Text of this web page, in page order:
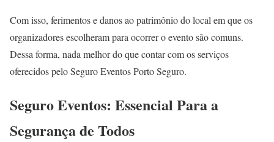
Com isso, ferimentos e danos ao patrimônio do local em que os
organizadores escolheram para ocorrer o evento são comuns.
Dessa forma, nada melhor do que contar com os serviços
oferecidos pelo Seguro Eventos Porto Seguro.
Seguro Eventos: Essencial Para a
Segurança de Todos